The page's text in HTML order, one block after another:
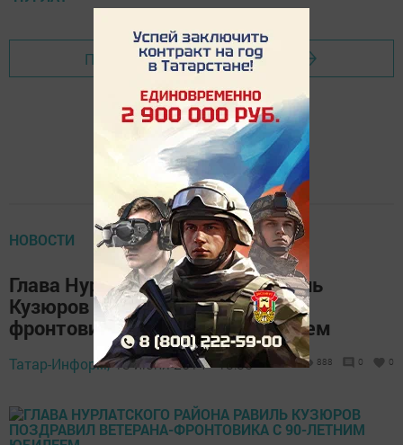
Перейти на страницу новости
НОВОСТИ
Глава Нурлатского района Равиль
Кузюров поздравил ветерана-
фронтовика с 90-летним юбилеем
Татар-Информ, 13 июня 2014 - 13:35 888 0 0